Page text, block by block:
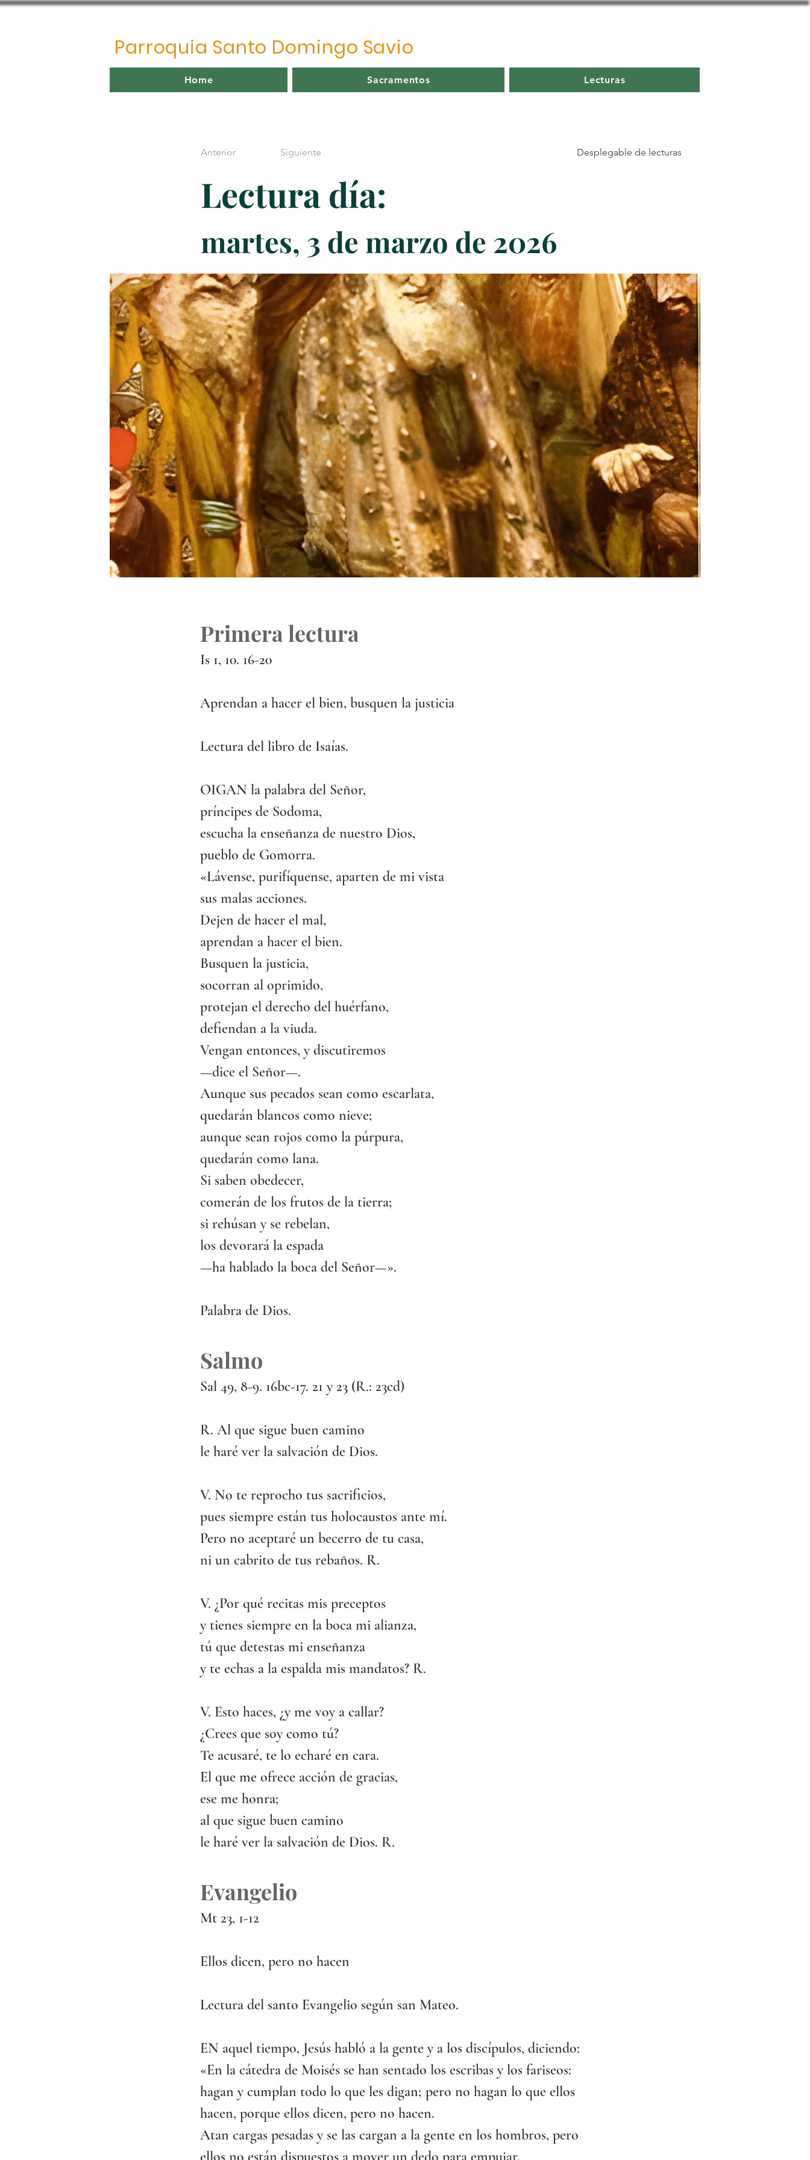
Parroquia Santo Domingo Savio
Home Sacramentos Lecturas
Anterior Siguiente Desplegable de lecturas
Lectura día:
martes, 3 de marzo de 2026
Primera lectura
Is 1, 10. 16-20
Aprendan a hacer el bien, busquen la justicia
Lectura del libro de Isaías.
OIGAN la palabra del Señor,
príncipes de Sodoma,
escucha la enseñanza de nuestro Dios,
pueblo de Gomorra.
«Lávense, purifíquense, aparten de mi vista
sus malas acciones.
Dejen de hacer el mal,
aprendan a hacer el bien.
Busquen la justicia,
socorran al oprimido,
protejan el derecho del huérfano,
defiendan a la viuda.
Vengan entonces, y discutiremos
—dice el Señor—.
Aunque sus pecados sean como escarlata,
quedarán blancos como nieve;
aunque sean rojos como la púrpura,
quedarán como lana.
Si saben obedecer,
comerán de los frutos de la tierra;
si rehúsan y se rebelan,
los devorará la espada
—ha hablado la boca del Señor—».
Palabra de Dios.
Salmo
Sal 49, 8-9. 16bc-17. 21 y 23 (R.: 23cd)
R. Al que sigue buen camino
le haré ver la salvación de Dios.
V. No te reprocho tus sacrificios,
pues siempre están tus holocaustos ante mí.
Pero no aceptaré un becerro de tu casa,
ni un cabrito de tus rebaños. R.
V. ¿Por qué recitas mis preceptos
y tienes siempre en la boca mi alianza,
tú que detestas mi enseñanza
y te echas a la espalda mis mandatos? R.
V. Esto haces, ¿y me voy a callar?
¿Crees que soy como tú?
Te acusaré, te lo echaré en cara.
El que me ofrece acción de gracias,
ese me honra;
al que sigue buen camino
le haré ver la salvación de Dios. R.
Evangelio
Mt 23, 1-12
Ellos dicen, pero no hacen
Lectura del santo Evangelio según san Mateo.
EN aquel tiempo, Jesús habló a la gente y a los discípulos, diciendo:
«En la cátedra de Moisés se han sentado los escribas y los fariseos:
hagan y cumplan todo lo que les digan; pero no hagan lo que ellos
hacen, porque ellos dicen, pero no hacen.
Atan cargas pesadas y se las cargan a la gente en los hombros, pero